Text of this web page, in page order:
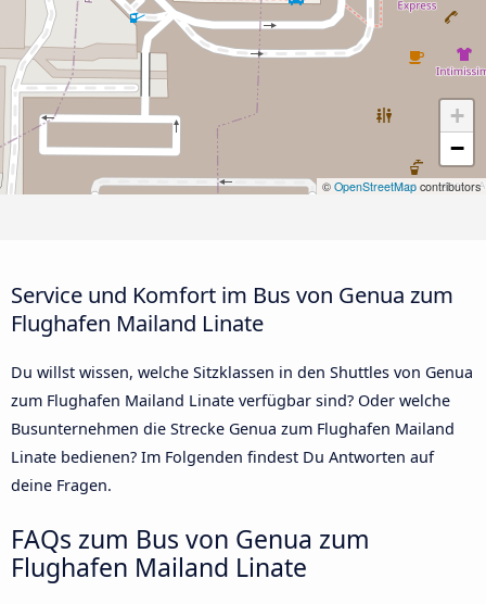
+
−
© OpenStreetMap contributors
Service und Komfort im Bus von Genua zum
Flughafen Mailand Linate
Du willst wissen, welche Sitzklassen in den Shuttles von Genua
zum Flughafen Mailand Linate verfügbar sind? Oder welche
Busunternehmen die Strecke Genua zum Flughafen Mailand
Linate bedienen? Im Folgenden findest Du Antworten auf
deine Fragen.
FAQs zum Bus von Genua zum
Flughafen Mailand Linate